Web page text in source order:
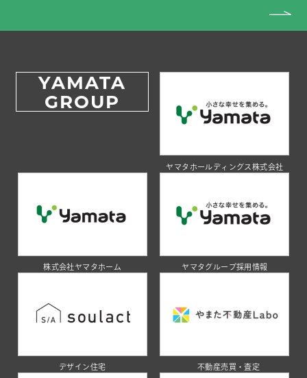
YAMATA
GROUP
ヤマタホールディングス株式会社
株式会社ヤマタホーム ヤマタグループ採用情報
デザイン住宅 不動産売買・査定